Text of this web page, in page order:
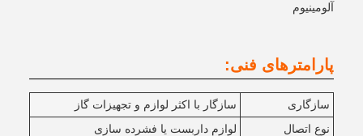
آلومینیوم
پارامترهای فنی:
سازگاری
سازگار با اکثر لوازم و تجهیزات گاز
نوع اتصال
لوازم داربست یا فشرده سازی